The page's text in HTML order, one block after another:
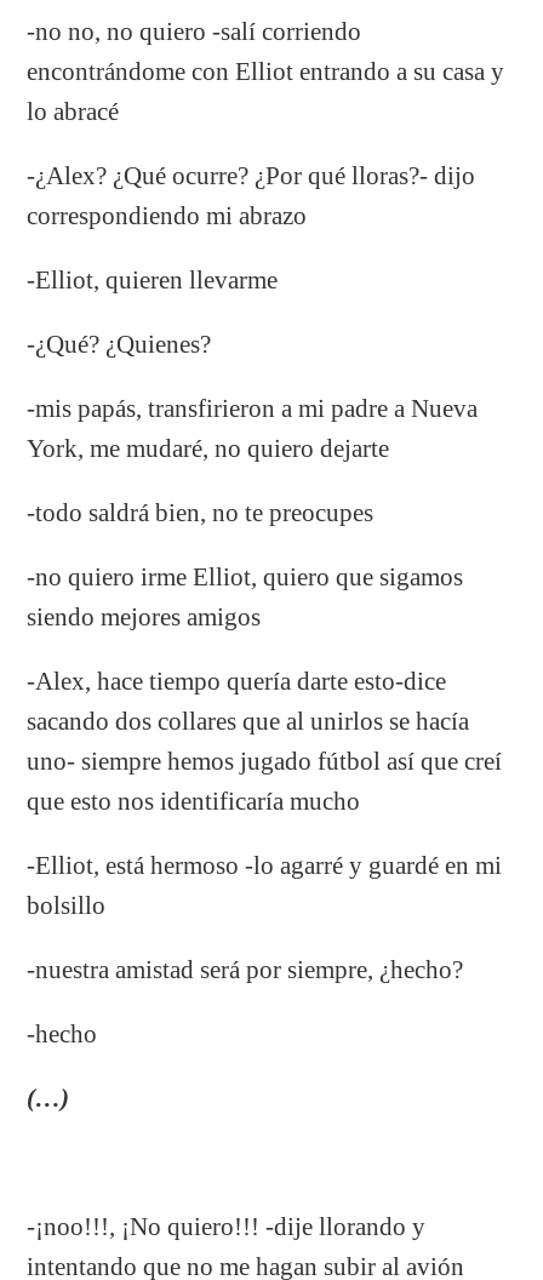
-no no, no quiero -salí corriendo
encontrándome con Elliot entrando a su casa y
lo abracé
-¿Alex? ¿Qué ocurre? ¿Por qué lloras?- dijo
correspondiendo mi abrazo
-Elliot, quieren llevarme
-¿Qué? ¿Quienes?
-mis papás, transfirieron a mi padre a Nueva
York, me mudaré, no quiero dejarte
-todo saldrá bien, no te preocupes
-no quiero irme Elliot, quiero que sigamos
siendo mejores amigos
-Alex, hace tiempo quería darte esto-dice
sacando dos collares que al unirlos se hacía
uno- siempre hemos jugado fútbol así que creí
que esto nos identificaría mucho
-Elliot, está hermoso -lo agarré y guardé en mi
bolsillo
-nuestra amistad será por siempre, ¿hecho?
-hecho
(…)
-¡noo!!!, ¡No quiero!!! -dije llorando y
intentando que no me hagan subir al avión